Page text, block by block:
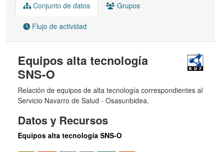
Conjunto de datos Grupos
Flujo de actividad
Equipos alta tecnología
SNS-O
Relación de equipos de alta tecnología correspondientes al
Servicio Navarro de Salud - Osasunbidea.
Datos y Recursos
Equipos alta tecnología SNS-O